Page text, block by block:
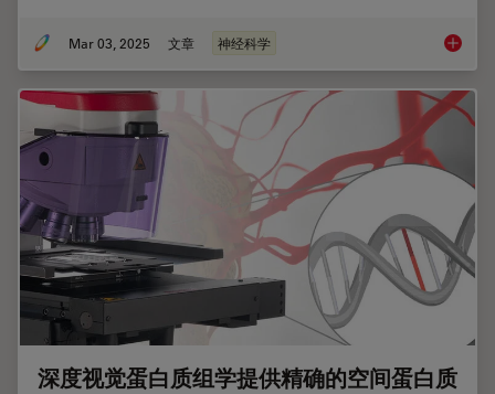
Mar 03, 2025 文章 神经科学 利用大
深度视觉蛋白质组学提供精确的空间蛋白质